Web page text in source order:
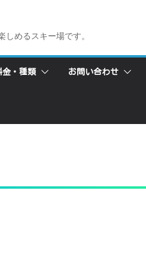
めるスキー場です。
金・種類 お問い合わせ